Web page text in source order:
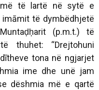
të lartë në sytë e
të dymbëdhjetë
(p.m.t.) të
thuhet: “Drejtohuni
tona në ngjarjet
ime dhe unë jam
dëshmia më e qartë